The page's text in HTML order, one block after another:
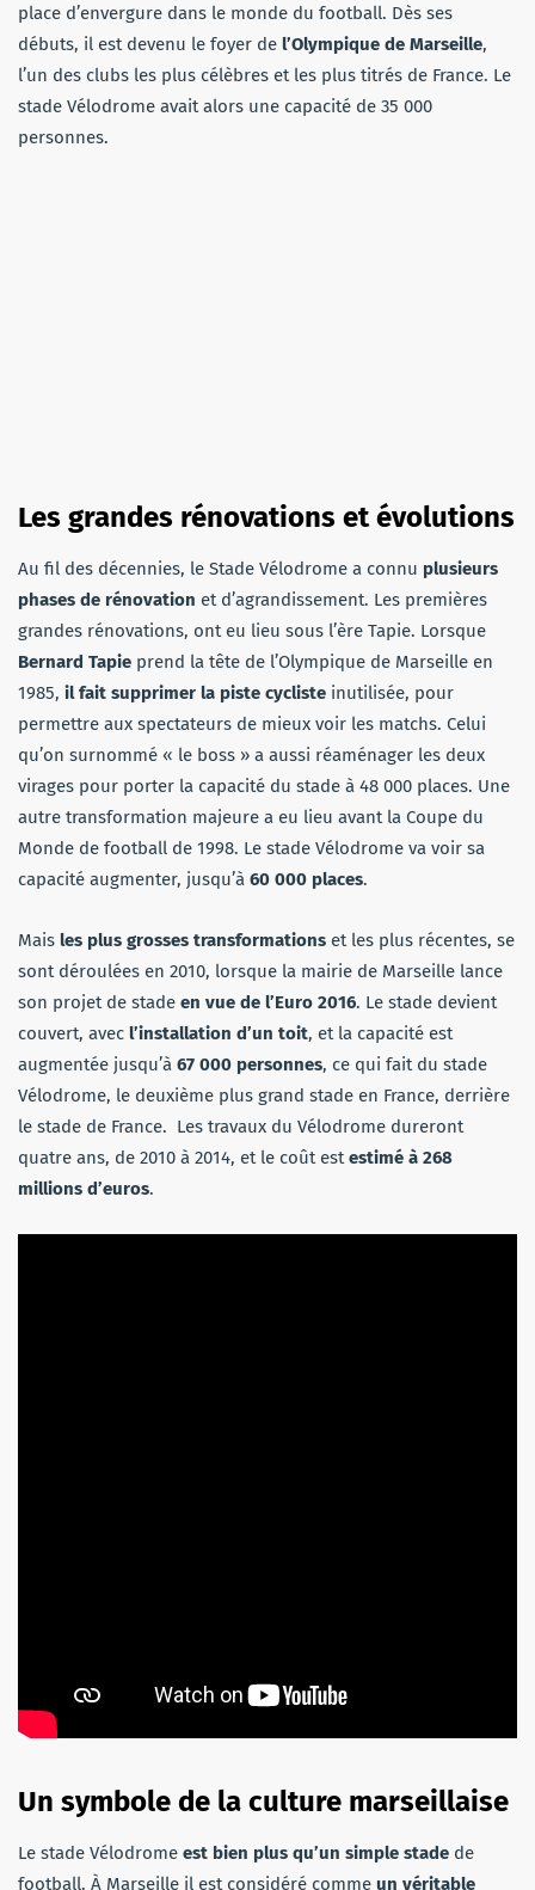
place d’envergure dans le monde du football. Dès ses
débuts, il est devenu le foyer de l’Olympique de Marseille,
l’un des clubs les plus célèbres et les plus titrés de France. Le
stade Vélodrome avait alors une capacité de 35 000
personnes.
Les grandes rénovations et évolutions
Au fil des décennies, le Stade Vélodrome a connu plusieurs
phases de rénovation et d’agrandissement. Les premières
grandes rénovations, ont eu lieu sous l’ère Tapie. Lorsque
Bernard Tapie prend la tête de l’Olympique de Marseille en
1985, il fait supprimer la piste cycliste inutilisée, pour
permettre aux spectateurs de mieux voir les matchs. Celui
qu’on surnommé « le boss » a aussi réaménager les deux
virages pour porter la capacité du stade à 48 000 places. Une
autre transformation majeure a eu lieu avant la Coupe du
Monde de football de 1998. Le stade Vélodrome va voir sa
capacité augmenter, jusqu’à 60 000 places.
Mais les plus grosses transformations et les plus récentes, se
sont déroulées en 2010, lorsque la mairie de Marseille lance
son projet de stade en vue de l’Euro 2016. Le stade devient
couvert, avec l’installation d’un toit, et la capacité est
augmentée jusqu’à 67 000 personnes, ce qui fait du stade
Vélodrome, le deuxième plus grand stade en France, derrière
le stade de France. Les travaux du Vélodrome dureront
quatre ans, de 2010 à 2014, et le coût estestimé à 268
millions d’euros.
Un symbole de la culture marseillaise
Le stade Vélodrome est bien plus qu’un simple stade de
football. À Marseille il est considéré comme un véritable